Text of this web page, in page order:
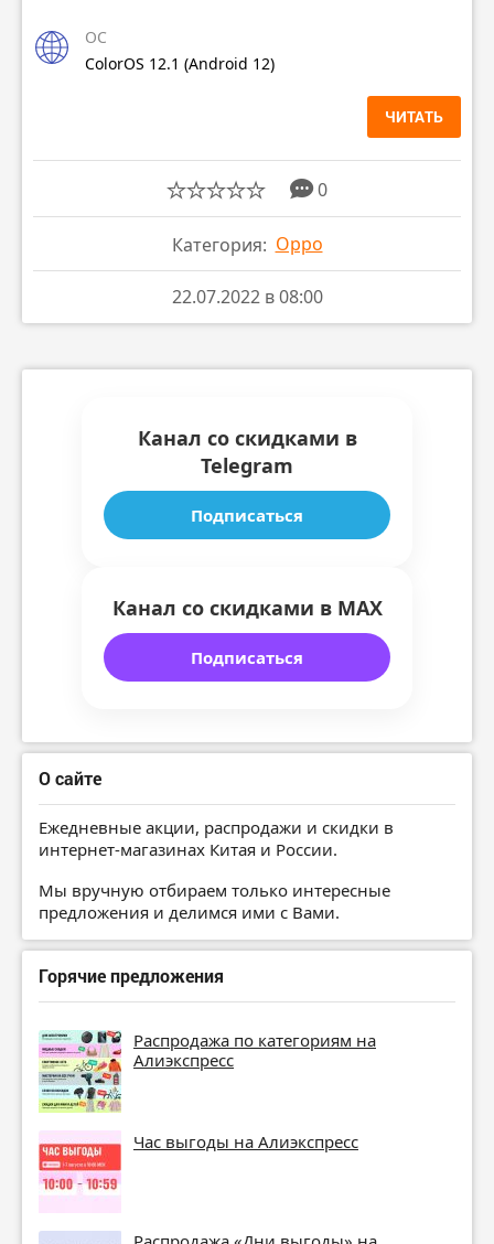
ОС
ColorOS 12.1 (Android 12)
ЧИТАТЬ
0
Категория: Oppo
22.07.2022 в 08:00
Канал со скидками в
Telegram
Подписаться
Канал со скидками в MAX
Подписаться
О сайте
Ежедневные акции, распродажи и скидки в
интернет-магазинах Китая и России.
Мы вручную отбираем только интересные
предложения и делимся ими с Вами.
Горячие предложения
Распродажа по категориям на
Алиэкспресс
Час выгоды на Алиэкспресс